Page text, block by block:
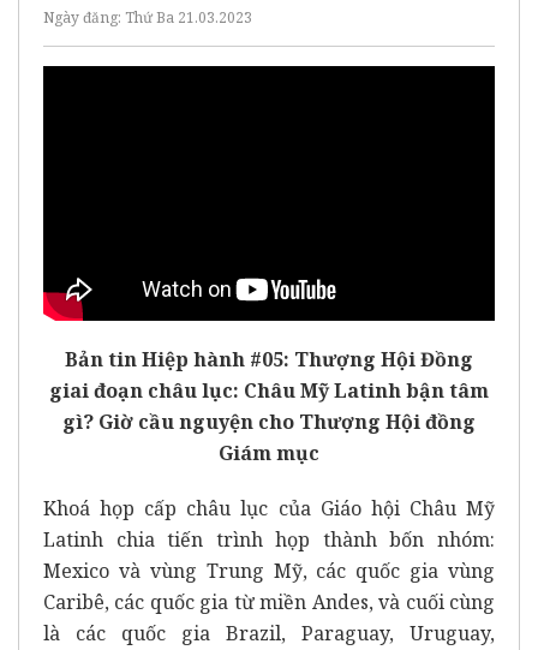
Ngày đăng: Thứ Ba 21.03.2023
Bản tin Hiệp hành #05: Thượng Hội Đồng
giai đoạn châu lục: Châu Mỹ Latinh bận tâm
gì? Giờ cầu nguyện cho Thượng Hội đồng
Giám mục
Khoá họp cấp châu lục của Giáo hội Châu Mỹ
Latinh chia tiến trình họp thành bốn nhóm:
Mexico và vùng Trung Mỹ, các quốc gia vùng
Caribê, các quốc gia từ miền Andes, và cuối cùng
là các quốc gia Brazil, Paraguay, Uruguay,